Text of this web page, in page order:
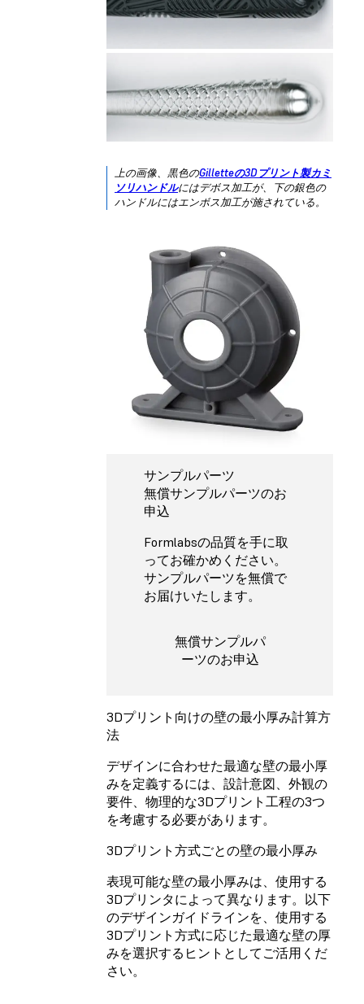
上の画像、黒色のGilletteの3Dプリント製カミ
ソリハンドルにはデボス加工が、下の銀色の
ハンドルにはエンボス加工が施されている。
サンプルパーツ
無償サンプルパーツのお
申込
Formlabsの品質を手に取
ってお確かめください。
サンプルパーツを無償で
お届けいたします。
無償サンプルパ
ーツのお申込
3Dプリント向けの壁の最小厚み計算方
法
デザインに合わせた最適な壁の最小厚
みを定義するには、設計意図、外観の
要件、物理的な3Dプリント工程の3つ
を考慮する必要があります。
3Dプリント方式ごとの壁の最小厚み
表現可能な壁の最小厚みは、使用する
3Dプリンタによって異なります。以下
のデザインガイドラインを、使用する
3Dプリント方式に応じた最適な壁の厚
みを選択するヒントとしてご活用くだ
さい。